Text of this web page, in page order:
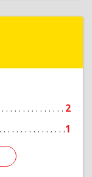
2
1
СХМ
Подробнее